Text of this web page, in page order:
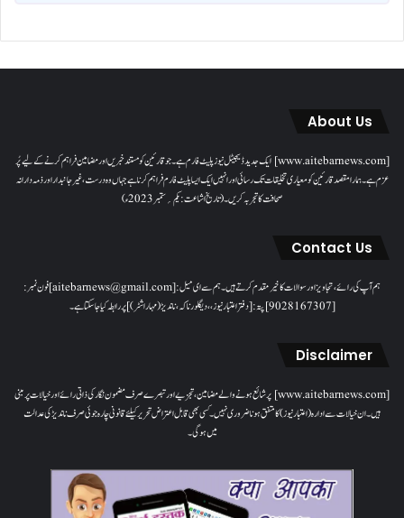
About Us
[www.aitebarnews.com] ایک جدید ڈیجیٹل نیوز پلیٹ فارم ہے۔ جو قارئین کو مستند خبریں اور مضامین فراہم کرنے کے لیے پُر
عزم ہے۔ ہمارا مقصدقارئین کو معیاری تخلیقات تک رسائی اور انہیں ایک ایسا پلیٹ فارم فراہم کرنا ہے جہاں وہ درست، غیر جانبدار اور ذمہ دارانہ
صحافت کا تجربہ کریں۔( تاریخ اشاعت : یکم؍ ستمبر 2023ء)
Contact Us
ہم آپ کی رائے، تجاویز اور سوالات کا خیرمقدم کرتے ہیں۔ ہم سےای میل: [aitebarnews@gmail.com]فون نمبر:
[9028167307]پتہ: [دفتر اعتبار نیوز، ، دیگلور ناکہ، ناندیڑ(مہاراشٹر) ] پر رابطہ کیا جاسکتا ہے۔
Disclaimer
[www.aitebarnews.com] پر شائع ہونے والے مضامین، تجزیے اور تبصرے صرف مضمون نگار کی ذاتی رائے اور خیالات پر مبنی
ہیں۔ ان خیالات سے ادارہ (اعتبار نیوز) کا متفق ہونا ضروری نہیں۔ کسی بھی قابل اعتراض تحریر کیلئے قانونی چارہ جوئی صرف ناندیڑ کی عدالت
میں ہوگی۔